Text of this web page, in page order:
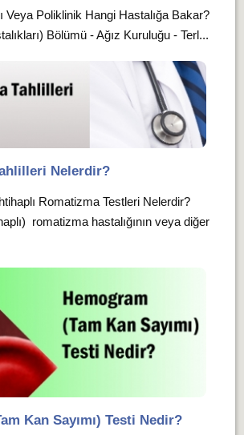
Veya Poliklinik Hangi Hastalığa Bakar?
Bölümü - Ağız Kuruluğu - Terl...
Nelerdir?
Romatizma Testleri Nelerdir?
romatizma hastalığının veya diğer
Kan Sayımı) Testi Nedir?